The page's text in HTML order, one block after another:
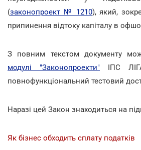
(законопроект № 1210), який,
припинення відтоку капіталу в
З повним текстом документу
модулі "Законопроекти" ІПС
повнофункціональний тестовий
Наразі цей Закон знаходиться на
Як бізнес обходить сплату податків